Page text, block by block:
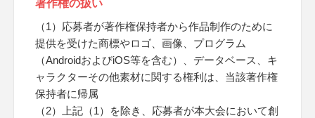
著作権の扱い
（1）応募者が著作権保持者から作品制作のために
提供を受けた商標やロゴ、画像、プログラム
（AndroidおよびiOS等を含む）、データベース、キ
ャラクターその他素材に関する権利は、当該著作権
保持者に帰属
（2）上記（1）を除き、応募者が本大会において創